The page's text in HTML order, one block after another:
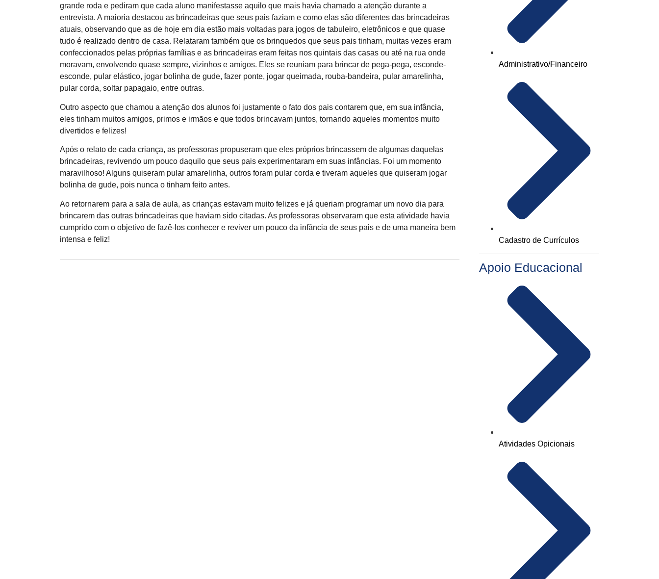
grande roda e pediram que cada aluno manifestasse aquilo que mais havia chamado a atenção durante a
entrevista. A maioria destacou as brincadeiras que seus pais faziam e como elas são diferentes das brincadeiras
atuais, observando que as de hoje em dia estão mais voltadas para jogos de tabuleiro, eletrônicos e que quase
tudo é realizado dentro de casa. Relataram também que os brinquedos que seus pais tinham, muitas vezes eram
confeccionados pelas próprias famílias e as brincadeiras eram feitas nos quintais das casas ou até na rua onde
moravam, envolvendo quase sempre, vizinhos e amigos. Eles se reuniam para brincar de pega-pega, esconde-
esconde, pular elástico, jogar bolinha de gude, fazer ponte, jogar queimada, rouba-bandeira, pular amarelinha,
pular corda, soltar papagaio, entre outras.
Outro aspecto que chamou a atenção dos alunos foi justamente o fato dos pais contarem que, em sua infância,
eles tinham muitos amigos, primos e irmãos e que todos brincavam juntos, tornando aqueles momentos muito
divertidos e felizes!
Após o relato de cada criança, as professoras propuseram que eles próprios brincassem de algumas daquelas
brincadeiras, revivendo um pouco daquilo que seus pais experimentaram em suas infâncias. Foi um momento
maravilhoso! Alguns quiseram pular amarelinha, outros foram pular corda e tiveram aqueles que quiseram jogar
bolinha de gude, pois nunca o tinham feito antes.
Ao retornarem para a sala de aula, as crianças estavam muito felizes e já queriam programar um novo dia para
brincarem das outras brincadeiras que haviam sido citadas. As professoras observaram que esta atividade havia
cumprido com o objetivo de fazê-los conhecer e reviver um pouco da infância de seus pais e de uma maneira bem
intensa e feliz!
Administrativo/Financeiro
Cadastro de Currículos
Apoio Educacional
Atividades Opicionais